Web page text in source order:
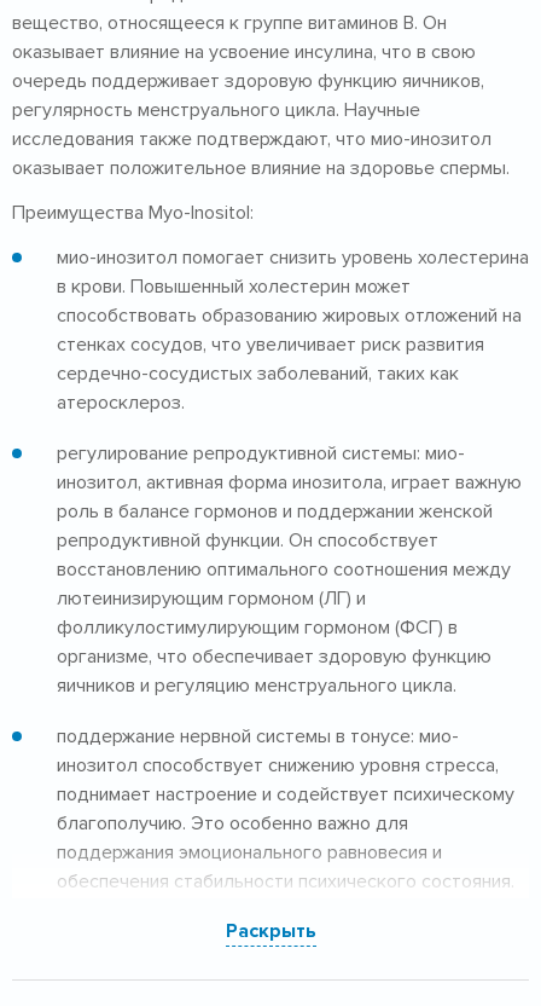
вещество, относящееся к группе витаминов B. Он
оказывает влияние на усвоение инсулина, что в свою
очередь поддерживает здоровую функцию яичников,
регулярность менструального цикла. Научные
исследования также подтверждают, что мио-инозитол
оказывает положительное влияние на здоровье спермы.
Преимущества Myo-Inositol:
мио-инозитол помогает снизить уровень холестерина
в крови. Повышенный холестерин может
способствовать образованию жировых отложений на
стенках сосудов, что увеличивает риск развития
сердечно-сосудистых заболеваний, таких как
атеросклероз.
регулирование репродуктивной системы: мио-
инозитол, активная форма инозитола, играет важную
роль в балансе гормонов и поддержании женской
репродуктивной функции. Он способствует
восстановлению оптимального соотношения между
лютеинизирующим гормоном (ЛГ) и
фолликулостимулирующим гормоном (ФСГ) в
организме, что обеспечивает здоровую функцию
яичников и регуляцию менструального цикла.
поддержание нервной системы в тонусе: мио-
инозитол способствует снижению уровня стресса,
поднимает настроение и содействует психическому
благополучию. Это особенно важно для
поддержания эмоционального равновесия и
обеспечения стабильности психического состояния.
поддержание здоровья кожи: инозитол активно
Раскрыть